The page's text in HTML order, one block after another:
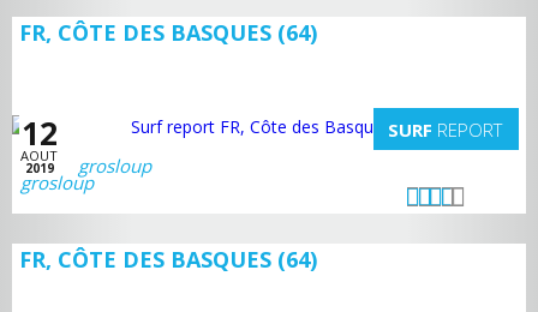
FR, CÔTE DES BASQUES (64)
12
AOUT
2019
SURF REPORT
grosloup
FR, CÔTE DES BASQUES (64)